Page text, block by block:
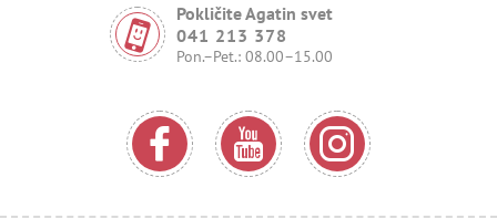
Pokličite Agatin svet
041 213 378
Pon.–Pet.: 08.00–15.00